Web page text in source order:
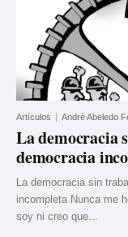
Artículos André Abeledo
La democracia
democracia
La democracia sin
incompleta Nunca me
soy ni creo que...